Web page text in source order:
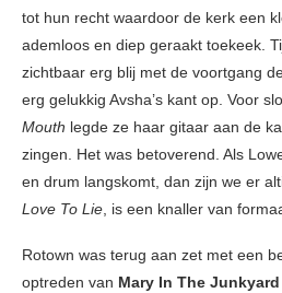
tot hun recht waardoor de kerk een
ademloos en diep geraakt toekeek.
zichtbaar erg blij met de voortgang
erg gelukkig Avsha’s kant op. Voor
Mouth legde ze haar gitaar aan de
zingen. Het was betoverend. Als
en drum langskomt, dan zijn we er
Love To Lie , is een knaller van
Rotown was terug aan zet met een
optreden van Mary In The Junkyard